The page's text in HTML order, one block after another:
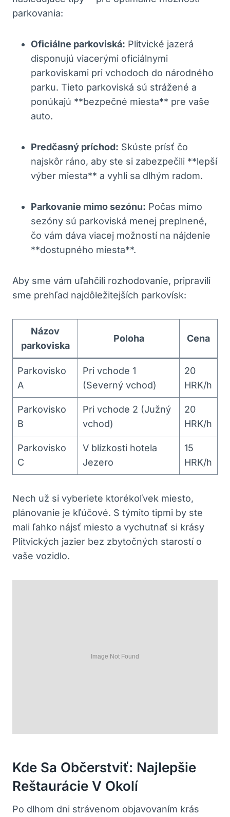
parkovania:
Oficiálne​ parkoviská: Plitvické jazerá
disponujú viacerými oficiálnymi
parkoviskami ‌pri vchodoch do národného ​
parku. Tieto parkoviská⁣ sú strážené a
ponúkajú ⁣**bezpečné miesta** pre vaše
⁣auto.
Predčasný príchod: Skúste prísť čo
najskôr​ ráno, aby ‌ste si zabezpečili **lepší
výber ⁢miesta**‍ a vyhli sa dlhým radom.
Parkovanie mimo sezónu: Počas mimo
sezóny ⁣sú parkoviská ‌menej preplnené,‍
čo vám dáva viacej možností‍ na ‌nájdenie
**dostupného miesta**.
Aby sme⁣ vám uľahčili rozhodovanie, pripravili
sme prehľad najdôležitejších ⁣parkovísk:
Názov
parkoviska
Poloha Cena
Parkovisko
A
Pri ​vchode 1
(Severný⁤ vchod)
20
HRK/h
Parkovisko
B
Pri⁤ vchode 2 (Južný
vchod)
20
HRK/h
Parkovisko
C
V blízkosti hotela
Jezero
15
HRK/h
Nech ‌už si vyberiete ktorékoľvek miesto,
plánovanie je kľúčové. ⁣S ⁢týmito tipmi by ste
mali ľahko‌ nájsť miesto a⁢ vychutnať si krásy⁣
Plitvických jazier bez zbytočných starostí o ​
vaše vozidlo.
Kde Sa Občerstviť: Najlepšie
Reštaurácie V ​okolí
Po dlhom dni strávenom objavovaním ⁤krás